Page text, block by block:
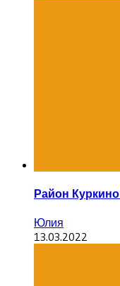
Район
Юлия
13.03.2022